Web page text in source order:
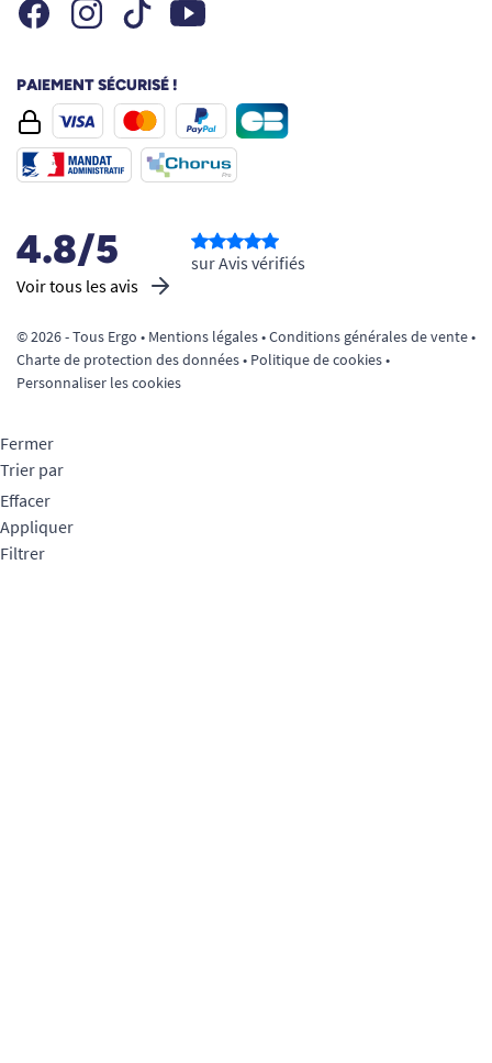
FacebookInstagramTiktok Youtube
PAIEMENT SÉCURISÉ !
4.8/5
Voir tous les avis
sur Avis vérifiés
© 2026 - Tous Ergo • Mentions légales•Conditions générales de vente•
Charte de protection des données• Politique de cookies•
Personnaliser les cookies
Fermer
Trier par
Effacer
Appliquer
Filtrer